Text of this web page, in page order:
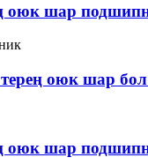
оюк шар
оюк шар
оюк шар